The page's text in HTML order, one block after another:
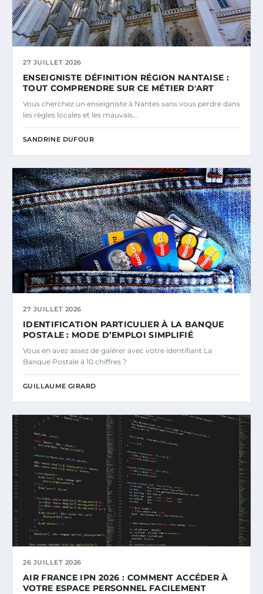
27 JUILLET 2026
ENSEIGNISTE DÉFINITION RÉGION NANTAISE :
TOUT COMPRENDRE SUR CE MÉTIER D'ART
Vous cherchez un enseigniste à Nantes sans vous perdre dans
les règles locales et les mauvais…
SANDRINE DUFOUR
27 JUILLET 2026
IDENTIFICATION PARTICULIER À LA BANQUE
POSTALE : MODE D’EMPLOI SIMPLIFIÉ
Vous en avez assez de galérer avec votre identifiant La
Banque Postale à 10 chiffres ?
GUILLAUME GIRARD
26 JUILLET 2026
AIR FRANCE IPN 2026 : COMMENT ACCÉDER À
VOTRE ESPACE PERSONNEL FACILEMENT